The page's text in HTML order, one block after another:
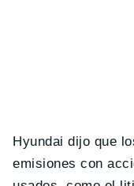
Hyundai dijo que
emisiones con